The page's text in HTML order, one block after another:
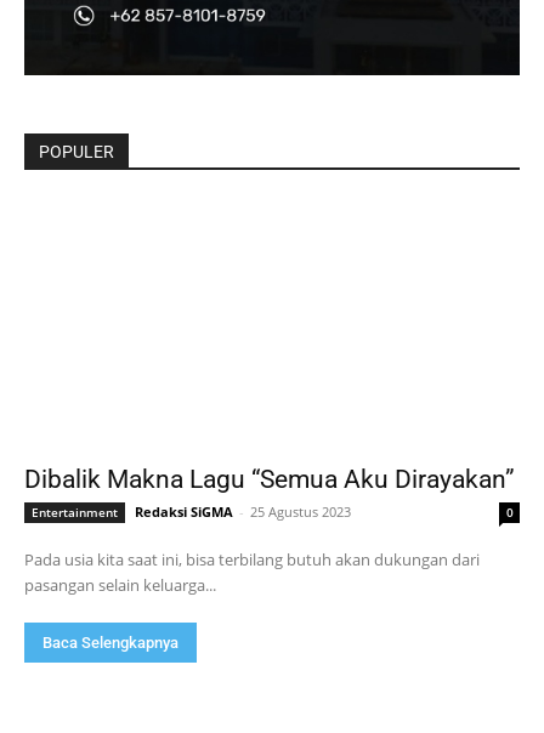
POPULER
Dibalik Makna Lagu “Semua Aku Dirayakan”
Entertainment Redaksi SiGMA - 25 Agustus 2023 0
Pada usia kita saat ini, bisa terbilang butuh akan dukungan dari
pasangan selain keluarga...
Baca Selengkapnya